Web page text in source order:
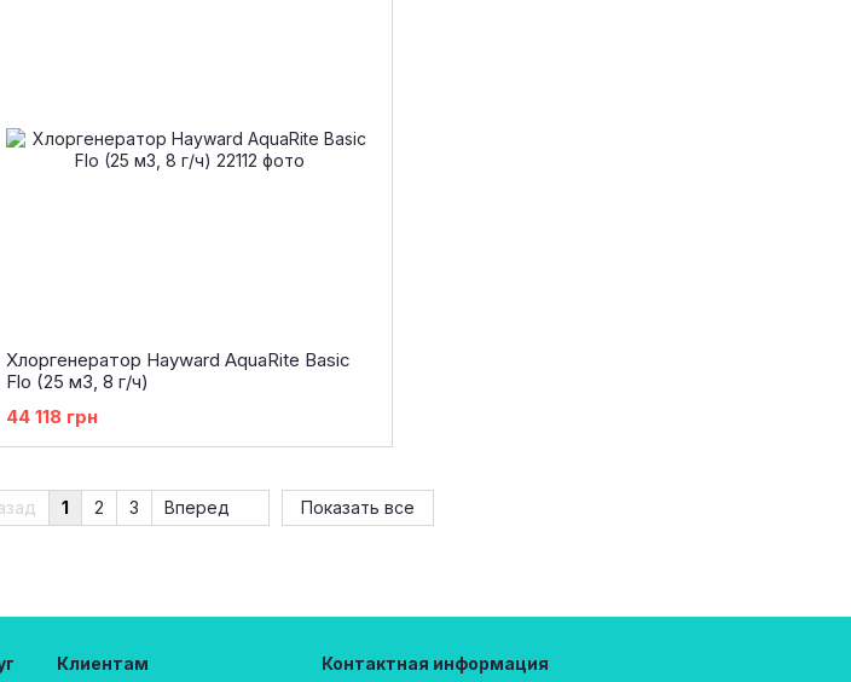
Хлоргенератор Hayward AquaRite Basic
Flo (25 м3, 8 г/ч)
44 118 грн
1 2 3 Вперед Показать все
Клиентам Контактная информация